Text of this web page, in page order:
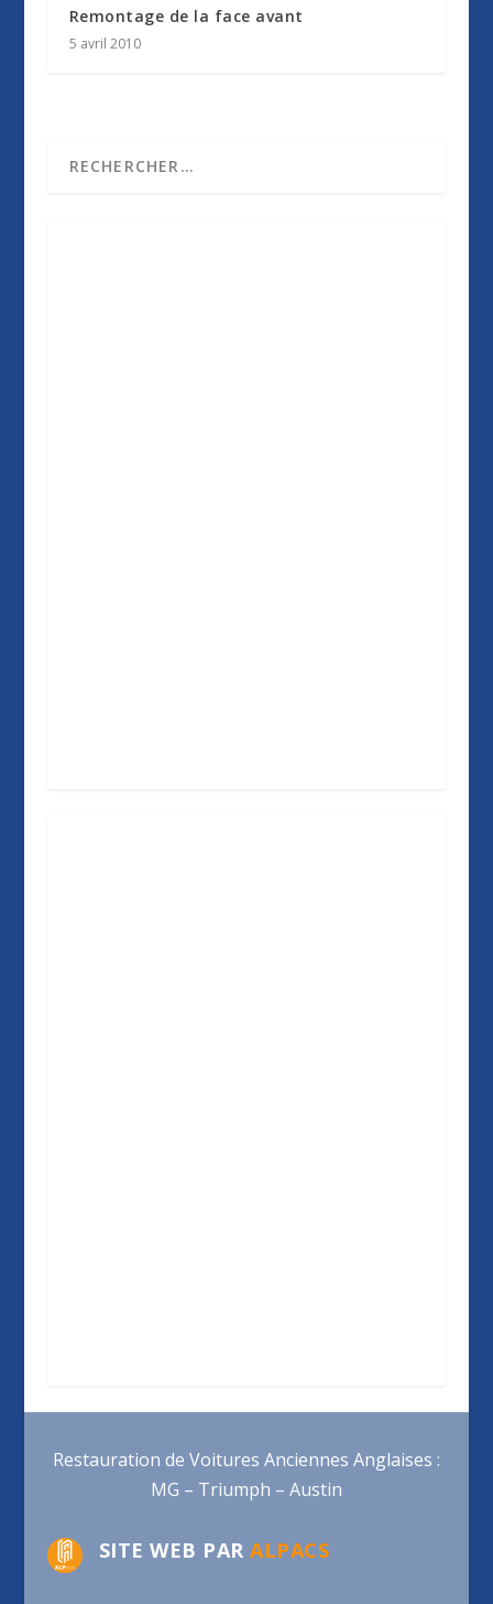
Remontage de la face avant
5 avril 2010
Restauration de Voitures Anciennes Anglaises :
MG – Triumph – Austin
SITE WEB PARALPACS